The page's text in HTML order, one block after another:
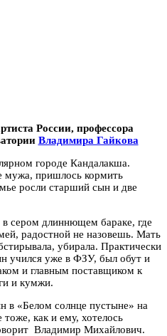
России, профессора
Владимира Гайкова
городе Кандалакша.
мужа, пришлось кормить
росли старший сын и две
сером длиннющем бараке, где
радостной не назовешь. Мать
убирала. Практически
учился уже в ФЗУ, был обут и
и главным поставщиком к
и кумжи.
в «Белом солнце пустыне» на
как и ему, хотелось
Владимир Михайлович.